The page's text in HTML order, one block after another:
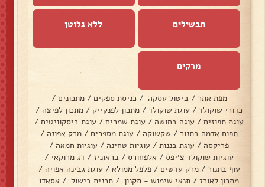
תבשילים ללא גלוטן
מרקים
מפת אתר / ביטול עסקה / כניסת ספקים / מתכונים /
כדורי שוקולד / עוגת שוקולד / מתכון לפנקייק / מתכון לפיצה /
עוגת תפוזים / עוגה בחושה / עוגת שמרים / עוגת ביסקוויטים /
תפוח אדמה בתנור / שקשוקה / עוגת מספרים / מרק אפונה /
פריקסה / עוגת בננות / עוגיות טחינה / עוגיות חמאה /
עוגיות שוקולד צ׳יפס / אלפחורס / בראוניז / דג מרוקאי /
עוף בתנור / מרק עדשים / פלפל ממולא / עוגת גבינה אפויה /
מתכון לאורז / תנאי שימוש - תקנון / תכנית בישול / אסאדו